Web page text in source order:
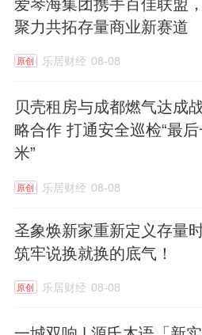
爱琴海集团携手百佳联盟，
聚力共拓存量商业新赛道
原创 乐居财经 08-08
贝壳租房与成都燃气达成
略合作 打通安全巡检“最后
米”
原创 乐居财经 08-08
圣象焕新家重新定义存量
筑牢说换就换的底气！
原创 乐居财经 08-08